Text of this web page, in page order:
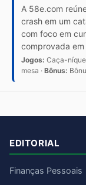
A 58e.com
crash em um
com foco em
comprovada
Jogos: Caça-
mesa · Bônus:
EDITORIAL
Finanças Pessoais